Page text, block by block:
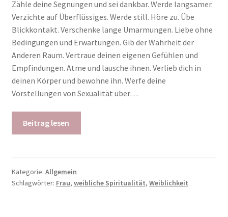
Zähle deine Segnungen und sei dankbar. Werde langsamer.
Verzichte auf Überflüssiges. Werde still. Höre zu. Übe
Blickkontakt. Verschenke lange Umarmungen. Liebe ohne
Bedingungen und Erwartungen. Gib der Wahrheit der
Anderen Raum. Vertraue deinen eigenen Gefühlen und
Empfindungen. Atme und lausche ihnen. Verlieb dich in
deinen Körper und bewohne ihn. Werfe deine
Vorstellungen von Sexualität über…
Beitrag lesen
Kategorie: Allgemein
Schlagwörter: Frau, weibliche Spiritualität, Weiblichkeit